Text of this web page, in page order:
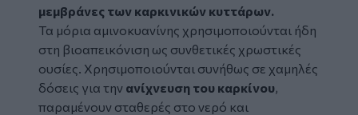
μεμβράνες των καρκινικών κυττάρων.
Τα μόρια αμινοκυανίνης χρησιμοποιούνται ήδη
στη βιοαπεικόνιση ως συνθετικές χρωστικές
ουσίες. Χρησιμοποιούνται συνήθως σε χαμηλές
δόσεις για την ανίχνευση του καρκίνου,
παραμένουν σταθερές στο νερό και